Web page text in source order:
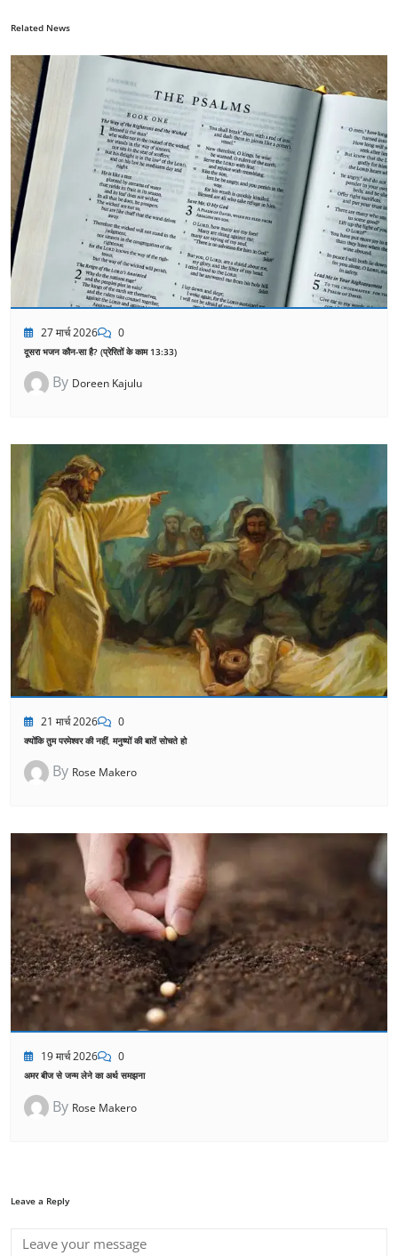
Related News
27 मार्च 2026 0
दूसरा भजन कौन-सा है? (प्रेरितों के काम 13:33)
By Doreen Kajulu
21 मार्च 2026 0
क्योंकि तुम परमेश्वर की नहीं, मनुष्यों की बातें सोचते हो
By Rose Makero
19 मार्च 2026 0
अमर बीज से जन्म लेने का अर्थ समझना
By Rose Makero
Leave a Reply